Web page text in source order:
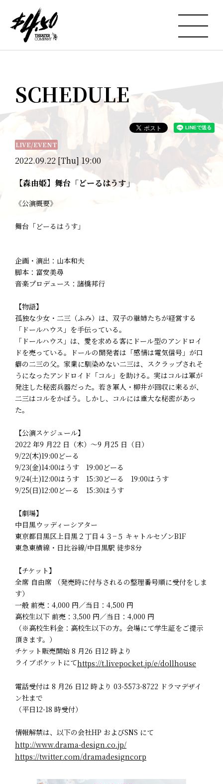
SCHEDULE
2022.09.22 [Thu] 19:00
LIVE/EVENT
【森由姫】舞台「どーるはうす」
《公演概要》
舞台「どーるはうす」
企画・演出：山本和夫
脚本：富安美尋
音楽プロデュース：諸橋邦行
【物語】
孤独な少女・二三（ふみ）は、双子の継姉たちが経営する
「ドールハウス」を手伝っている。
「ドールハウス」は、愛を求める客にドール型のアンドロイ
ドを売っている。ドールの開発者は「感情は電気信号」が口
癖の二三の父。家業に馴染めない二三は、スクラップされそ
うになったアンドロイド「コル」を助ける。実はコルは軍が
発注した秘密兵器だった。若き軍人・柳井が回収に来るが、
二三はコルをかばう。しかし、コルには重大な秘密があっ
た。
【公演スケジュール】
2022 年9 月22 日（木）～9 月25 日（日）
9/22(木)19:00どーる
9/23(金)14:00はうす 19:00どーる
9/24(土)12:00はうす 15:30どーる 19:00はうす
9/25(日)12:00どーる 15:30はうす
【劇場】
中目黒ウッディーシアター
東京都目黒区上目黒２丁目４３−５ キャトルセゾンB1F
東急東横線・日比谷線/中目黒駅 徒歩8分
【チケット】
全席 自由席 （発売時に付与されるの整理番号順に受付をしま
す）
一般 前売：4,000 円／当日：4,500 円
高校生以下 前売：3,500 円／当日：4,000 円
（※高校生料金：高校生以下の方。会場にて学生証をご提示
頂きます。）
チケット販売開始 8 月26 日12 時より
ライブポケットにてhttps://t.livepocket.jp/e/dollhouse
電話受付は 8 月26 日12 時より 03-5573-8722 ドラマデザイ
ン社まで
（平日12-18 時受付）
情報解禁は、以下の会社HP およびSNS にて
http://www.drama-design.co.jp/
https://twitter.com/dramadesigncorp